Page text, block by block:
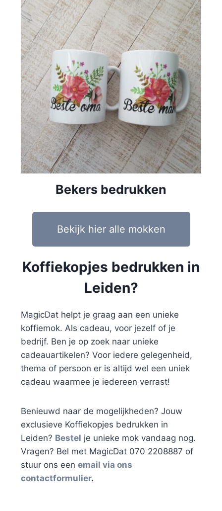
Bekers bedrukken
Bekijk hier alle mokken
Koffiekopjes bedrukken in
Leiden?
MagicDat helpt je graag aan een unieke
koffiemok. Als cadeau, voor jezelf of je
bedrijf. Ben je op zoek naar unieke
cadeauartikelen? Voor iedere gelegenheid,
thema of persoon er is altijd wel een uniek
cadeau waarmee je iedereen verrast!
Benieuwd naar de mogelijkheden? Jouw
exclusieve Koffiekopjes bedrukken in
Leiden? Bestel je unieke mok vandaag nog.
Vragen? Bel met MagicDat 070 2208887 of
stuur ons een email via ons
contactformulier.